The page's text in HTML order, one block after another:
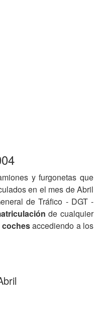
y furgonetas que
en el mes de Abril
de Tráfico - DGT -
de cualquier
cochesaccediendo a los